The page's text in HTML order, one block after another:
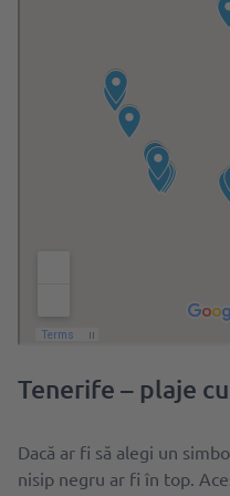
Tenerife – plaje
Dacă ar fi să alegi un
nisip negru ar fi în top.